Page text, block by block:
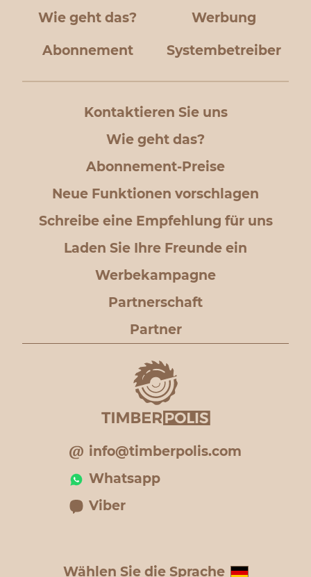
Wie geht das? Werbung
Abonnement Systembetreiber
Kontaktieren Sie uns
Wie geht das?
Abonnement-Preise
Neue Funktionen vorschlagen
Schreibe eine Empfehlung für uns
Laden Sie Ihre Freunde ein
Werbekampagne
Partnerschaft
Partner
info@timberpolis.com
Whatsapp
Viber
Wählen Sie die Sprache